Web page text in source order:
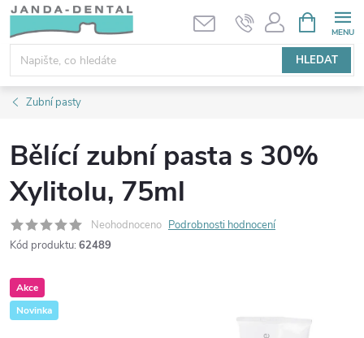
Přejít
obsah
HLEDAT
NÁKUPNÍ
KOŠÍK
Zubní pasty
Bělící zubní pasta s 30%
Xylitolu, 75ml
Neohodnoceno Podrobnosti hodnocení
Kód produktu: 62489
Akce
Novinka